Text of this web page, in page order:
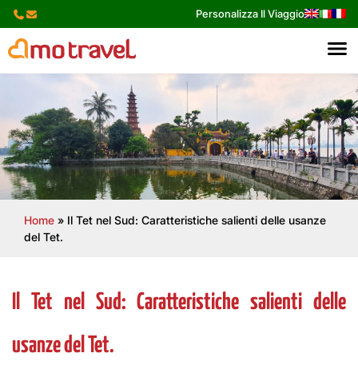
Skip
content
Personalizza Il Viaggio
Home » Il Tet nel Sud: Caratteristiche salienti delle usanze
del Tet.
Il Tet nel Sud: Caratteristiche salienti delle
usanze del Tet.